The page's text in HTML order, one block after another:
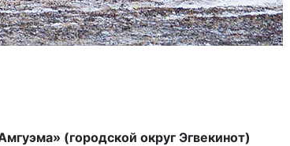
(городской округ Эгвекинот)